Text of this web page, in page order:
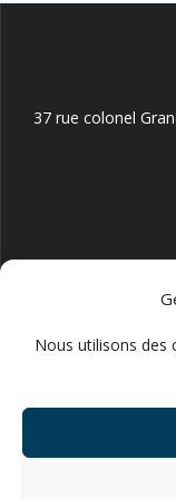
Nous utilisons des
37 rue colonel
06.30.87.13.21
PUBLIQUES